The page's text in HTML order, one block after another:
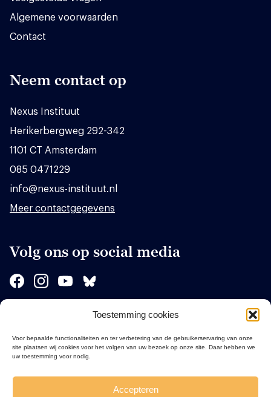
Toestemming cookies
Voor bepaalde functionaliteiten en ter verbetering van de gebruikerservaring van onze
site plaatsen wij cookies voor het volgen van uw bezoek op onze site. Daar hebben we
uw toestemming voor nodig.
Accepteren
Algemene voorwaarden
Contact
Neem contact op
Nexus Instituut
Herikerbergweg 292-342
1101 CT Amsterdam
085 0471229
info@nexus-instituut.nl
Meer contactgegevens
Volg ons op social media